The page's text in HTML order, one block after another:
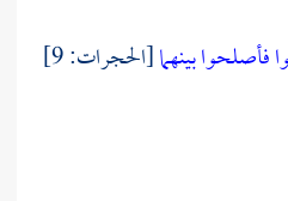
فأصلحوا بينهما[الحجرات: 9]